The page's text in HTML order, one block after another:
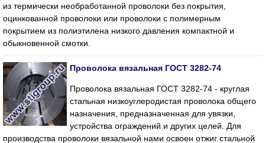
из термически необработанной проволоки без покрытия,
оцинкованной проволоки или проволоки с полимерным
покрытием из полиэтилена низкого давления компактной и
обыкновенной смотки.
Проволока вязальная ГОСТ 3282-74
Проволока вязальная ГОСТ 3282-74 - круглая
стальная низкоуглеродистая проволока общего
назначения, предназначенная для увязки,
устройства ограждений и других целей. Для
производства проволоки вязальной нами освоен отжиг стальной